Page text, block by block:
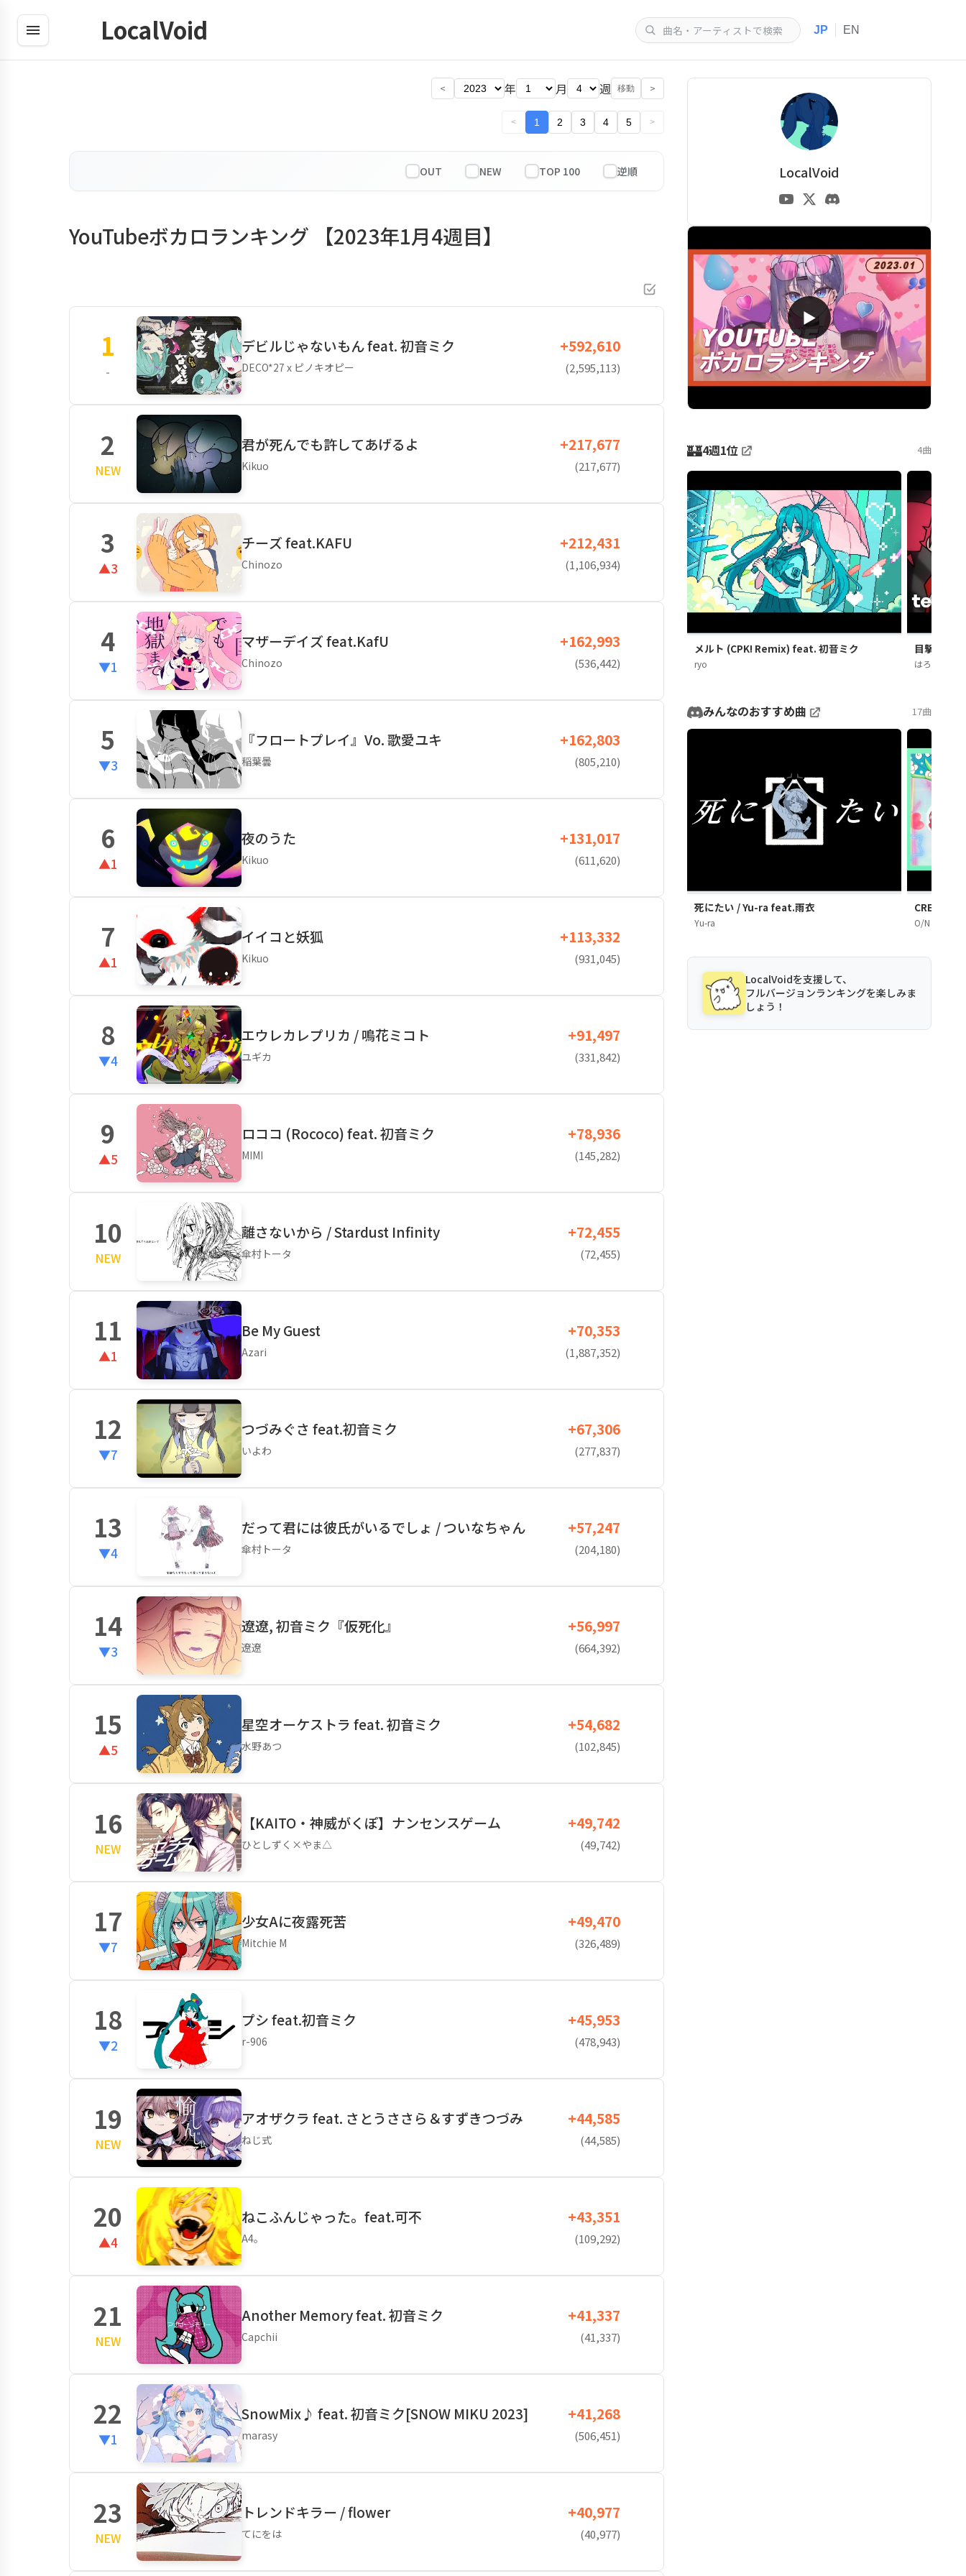
LocalVoid JP EN
< 年 月 週 移動 >
< 1 2 3 4 5 >
OUT NEW TOP 100
YouTubeボカロランキング 【2023年1月4週目】
1
-
デビルじゃないもん feat. 初音ミク
DECO*27 x ピノキオピー
+592,610
(2,595,113)
2
NEW
君が死んでも許してあげるよ
Kikuo
+217,677
(217,677)
3
▲3
チーズ feat.KAFU
Chinozo
+212,431
(1,106,934)
4
▼1
マザーデイズ feat.KafU
Chinozo
+162,993
(536,442)
5
▼3
『フロートプレイ』Vo. 歌愛ユキ
稲葉曇
+162,803
(805,210)
6
▲1
夜のうた
Kikuo
+131,017
(611,620)
7
▲1
イイコと妖狐
Kikuo
+113,332
(931,045)
8
▼4
エウレカレプリカ / 鳴花ミコト
ユギカ
+91,497
(331,842)
9
▲5
ロココ (Rococo) feat. 初音ミク
MIMI
+78,936
(145,282)
10
NEW
離さないから / Stardust Infinity
傘村トータ
+72,455
(72,455)
11
▲1
Be My Guest
Azari
+70,353
(1,887,352)
12
▼7
つづみぐさ feat.初音ミク
いよわ
+67,306
(277,837)
13
▼4
だって君には彼氏がいるでしょ / ついなちゃん
傘村トータ
+57,247
(204,180)
14
▼3
遼遼, 初音ミク『仮死化』
遼遼
+56,997
(664,392)
15
▲5
星空オーケストラ feat. 初音ミク
水野あつ
+54,682
(102,845)
16
NEW
【KAITO・神威がくぽ】ナンセンスゲーム
ひとしずく×やま△
+49,742
(49,742)
17
▼7
少女Aに夜露死苦
Mitchie M
+49,470
(326,489)
18
▼2
プシ feat.初音ミク
r-906
+45,953
(478,943)
19
NEW
アオザクラ feat. さとうささら＆すずきつづみ
ねじ式
+44,585
(44,585)
20
▲4
ねこふんじゃった。feat.可不
A4。
+43,351
(109,292)
21
NEW
Another Memory feat. 初音ミク
Capchii
+41,337
(41,337)
22
▼1
SnowMix♪ feat. 初音ミク[SNOW MIKU 2023]
marasy
+41,268
(506,451)
23
NEW
トレンドキラー / flower
てにをは
+40,977
(40,977)
LocalVoid
▶
🏰4週1位 4曲
メルト (CPK! Remix) feat. 初音ミク
ryo
目撃！テ
はろける
みんなのおすすめ曲 17曲
死にたい / Yu-ra feat.雨衣
Yu-ra O/N
LocalVoidを支援して、
フルバージョンランキングを楽しみま
しょう！